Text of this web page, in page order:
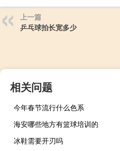
上一篇
乒乓球拍长宽多少
相关问题
今年春节流行什么色系
海安哪些地方有篮球培训的
冰鞋需要开刃吗